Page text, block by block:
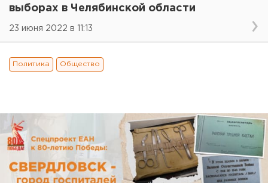
выборах в Челябинской области
23 июня 2022 в 11:13
Политика Общество